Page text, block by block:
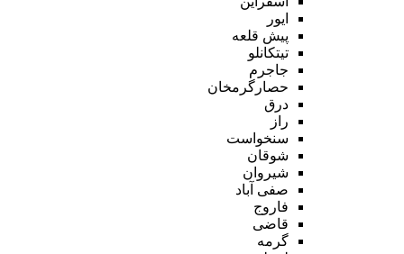
ایور
پیش قلعه
تیتکانلو
جاجرم
حصارگرمخان
درق
راز
سنخواست
شوقان
شیروان
صفی آباد
فاروج
قاضی
گرمه